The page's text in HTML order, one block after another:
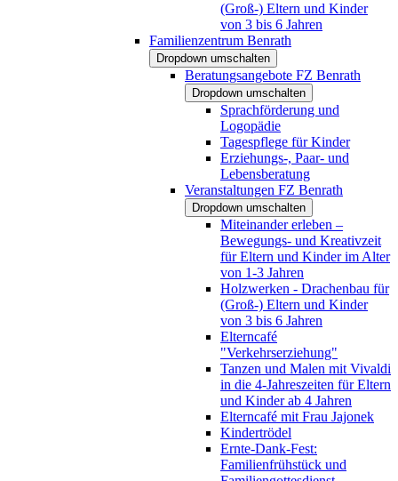
(Groß-) Eltern und Kinder
von 3 bis 6 Jahren
Familienzentrum Benrath
Dropdown umschalten
Beratungsangebote FZ Benrath
Dropdown umschalten
Sprachförderung und
Logopädie
Tagespflege für Kinder
Erziehungs-, Paar- und
Lebensberatung
Veranstaltungen FZ Benrath
Dropdown umschalten
Miteinander erleben –
Bewegungs- und Kreativzeit
für Eltern und Kinder im Alter
von 1-3 Jahren
Holzwerken - Drachenbau für
(Groß-) Eltern und Kinder
von 3 bis 6 Jahren
Elterncafé
"Verkehrserziehung"
Tanzen und Malen mit Vivaldi
in die 4-Jahreszeiten für Eltern
und Kinder ab 4 Jahren
Elterncafé mit Frau Jajonek
Kindertrödel
Ernte-Dank-Fest:
Familienfrühstück und